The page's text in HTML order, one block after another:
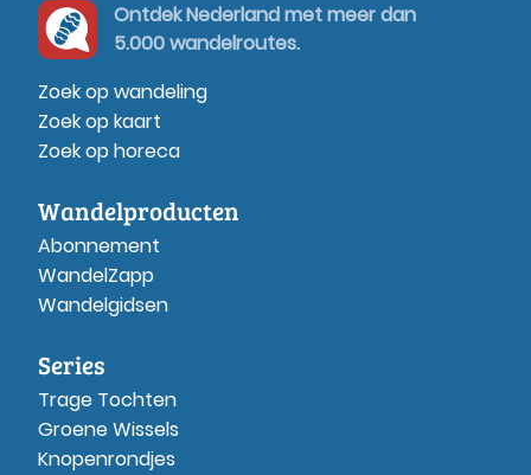
Ontdek Nederland met meer dan
5.000 wandelroutes.
Zoek op wandeling
Zoek op kaart
Zoek op horeca
Wandelproducten
Abonnement
WandelZapp
Wandelgidsen
Series
Trage Tochten
Groene Wissels
Knopenrondjes